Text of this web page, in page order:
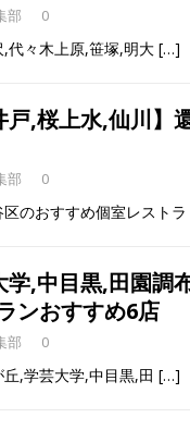
部 0
代々木上原,笹塚,明大 […]
戸,桜上水,仙川
部 0
のおすすめ個室レストラ
学,中目黒,田園
ンおすすめ6店
部 0
,学芸大学,中目黒,田 […]